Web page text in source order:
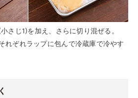
さじ1)を加え、さらに切り混ぜる。
れぞれラップに包んで冷蔵庫で冷やす